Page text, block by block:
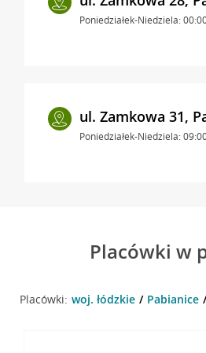
Poniedziałek-Niedziela:
ul. Zamkowa 31,
Poniedziałek-Niedziela:
Placówki w
Placówki: woj. łódzkie Pabianice